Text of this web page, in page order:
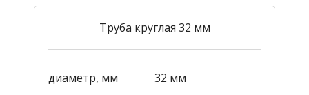
Труба круглая 32 мм
диаметр, мм
32 мм